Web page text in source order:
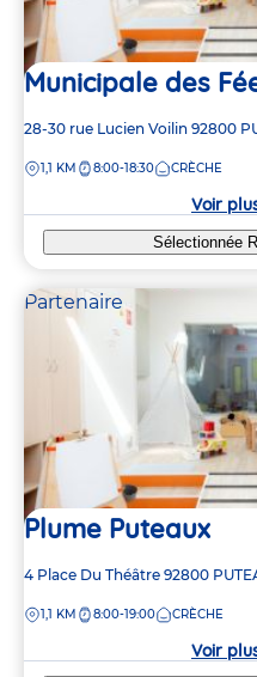
Municipale des
Adresse
la
28-30 rue Lucien Voilin 92800
DISTANCE
1,1 KM 8:00-18:30 CRÈCHE
Voir
Sélectionnée
Partenaire
Plume Puteaux
Adresse
la
4 Place Du Théâtre 92800
DISTANCE
1,1 KM 8:00-19:00 CRÈCHE
Voir